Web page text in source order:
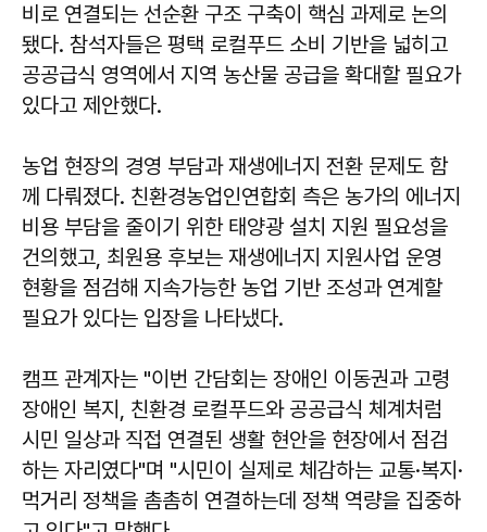
비로 연결되는 선순환 구조 구축이 핵심 과제로 논의
됐다. 참석자들은 평택 로컬푸드 소비 기반을 넓히고
공공급식 영역에서 지역 농산물 공급을 확대할 필요가
있다고 제안했다.
농업 현장의 경영 부담과 재생에너지 전환 문제도 함
께 다뤄졌다. 친환경농업인연합회 측은 농가의 에너지
비용 부담을 줄이기 위한 태양광 설치 지원 필요성을
건의했고, 최원용 후보는 재생에너지 지원사업 운영
현황을 점검해 지속가능한 농업 기반 조성과 연계할
필요가 있다는 입장을 나타냈다.
캠프 관계자는 "이번 간담회는 장애인 이동권과 고령
장애인 복지, 친환경 로컬푸드와 공공급식 체계처럼
시민 일상과 직접 연결된 생활 현안을 현장에서 점검
하는 자리였다"며 "시민이 실제로 체감하는 교통·복지·
먹거리 정책을 촘촘히 연결하는데 정책 역량을 집중하